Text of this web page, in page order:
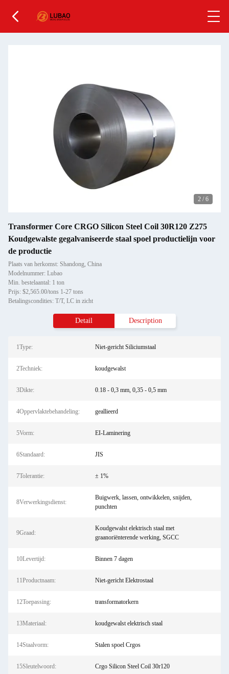
2 / 6
Transformer Core CRGO Silicon Steel Coil 30R120 Z275
Koudgewalste gegalvaniseerde staal spoel productielijn voor
de productie
Plaats van herkomst: Shandong, China
Modelnummer: Lubao
Min. bestelaantal: 1 ton
Prijs: $2,565.00/tons 1-27 tons
Betalingscondities: T/T, LC in zicht
Detail Description
1Type: Niet-gericht Siliciumstaal
2Techniek: koudgewalst
3Dikte: 0.18 - 0,3 mm, 0,35 - 0,5 mm
4Oppervlaktebehandeling: geallieerd
5Vorm: EI-Laminering
6Standaard: JIS
7Tolerantie: ± 1%
8Verwerkingsdienst:
Buigwerk, lassen, ontwikkelen, snijden,
punchten
9Graad:
Koudgewalst elektrisch staal met
graanoriënterende werking, SGCC
10Levertijd: Binnen 7 dagen
11Productnaam: Niet-gericht Elektrostaal
12Toepassing: transformatorkern
13Materiaal: koudgewalst elektrisch staal
14Staalvorm: Stalen spoel Crgos
15Sleutelwoord: Crgo Silicon Steel Coil 30r120